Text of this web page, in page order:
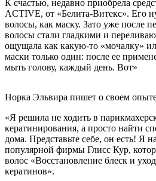
К счастью, недавно приобрела
ACTIVE, от «Белита-Витекс». Его
волосы, как маску. Зато уже после
волосы стали гладкими и
ощущала как какую-то «мочалку»
маски только один: после ее
мыть голову, каждый день. Вот»
Норка Эльвира пишет о своем
«Я решила не ходить в
кератинирования, а просто найти
дома. Представьте себе, он есть! Я
популярной фирмы Глисс Кур,
волос «Восстановление блеск и
кератинов».